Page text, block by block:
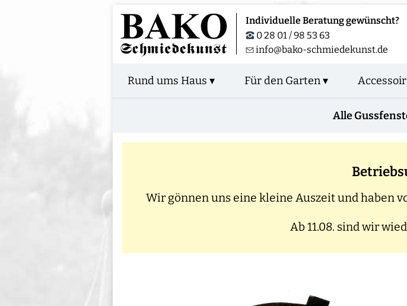
Individuelle Beratung gewünscht?
0 28 01 / 98 53 63
info@bako-schmiedekunst.de
Rund ums Haus ▾ Für den Garten ▾
Alle
Wir gönnen uns eine kleine Auszeit und haben
Ab 11.08. sind wir